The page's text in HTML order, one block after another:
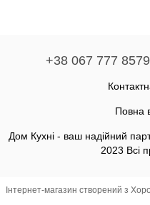
+38 067 777 8579
Повна
Дом Кухні - ваш надійний
2023 Всі
Інтернет-магазин створений з